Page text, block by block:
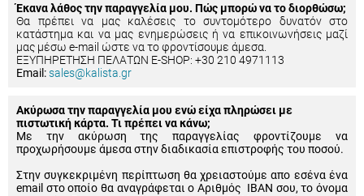
Έκανα λάθος την παραγγελία μου. Πώς μπορώ να το διορθώσω;
Θα πρέπει να μας καλέσεις το συντομότερο δυνατόν στο
κατάστημα και να μας ενημερώσεις ή να επικοινωνήσεις μαζί
μας μέσω e-mail ώστε να το φροντίσουμε άμεσα.
ΕΞΥΠΗΡΕΤΗΣΗ ΠΕΛΑΤΩΝ E-SHOP: +30 210 4971113
Email:sales@kalista.gr
Ακύρωσα την παραγγελία μου ενώ είχα πληρώσει με
πιστωτική κάρτα. Τι πρέπει να κάνω;
Με την ακύρωση της παραγγελίας φροντίζουμε να
προχωρήσουμε άμεσα στην διαδικασία επιστροφής του ποσού.
Στην συγκεκριμένη περίπτωση θα χρειαστούμε απο εσένα ένα
email στο οποίο θα αναγράφεται ο Αριθμός IBAN σου, το όνομα